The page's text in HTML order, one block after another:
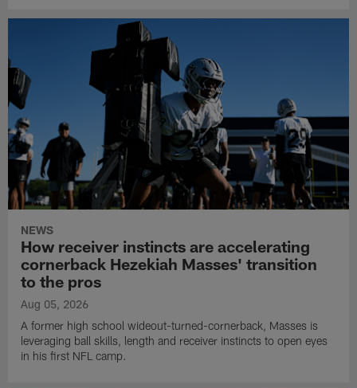
NEWS
How receiver instincts are accelerating
cornerback Hezekiah Masses' transition
to the pros
Aug 05, 2026
A former high school wideout-turned-cornerback, Masses is
leveraging ball skills, length and receiver instincts to open eyes
in his first NFL camp.